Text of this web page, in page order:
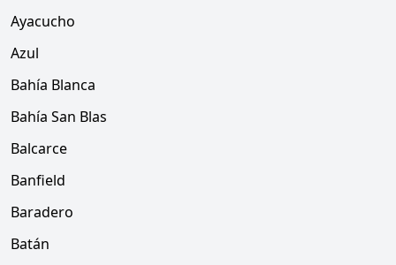
Ayacucho
Azul
Bahía Blanca
Bahía San Blas
Balcarce
Banfield
Baradero
Batán